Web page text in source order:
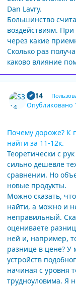
Dan Lavry.
Большинство
воздействиям.
через какие
Сколько раз
каково влияние
S314
Опубликовано
Почему дороже? К
найти за 11-12к.
Теоретически с
сильно дешевле
сравнении. Но
новые продукты.
Можно сказать,
найти, а можно и
неправильный.
оцениваете
ней и, например,
разнице в цене? У
устройств
начиная с уровня
трудноуловима. Я